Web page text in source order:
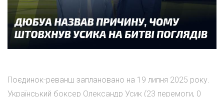
Поєдинок-реванш заплановано на 19 липня 2025 року.
Український боксер Олександр Усик (23 перемоги, 0